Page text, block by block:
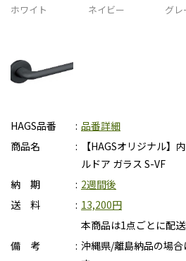
ホワイト ネイビー グレ
HAGS品番
品番詳細
商品名
【HAGSオリジナル】
ルドア ガラス S-VF
納 期
2週間後
送 料
13,200円
本商品は1点ごとに配
備 考
沖縄県/離島納品の場